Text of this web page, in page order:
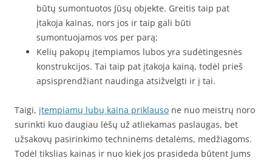
būtų sumontuotos Jūsų objekte. Greitis taip pat
įtakoja kainas, nors jos ir taip gali būti
sumontuojamos vos per parą;
Kelių pakopų įtempiamos lubos yra sudėtingesnės
konstrukcijos. Tai taip pat įtakoja kainą, todėl prieš
apsisprendžiant naudinga atsižvelgti ir į tai.
Taigi, įtempiamų lubų kaina priklauso ne nuo meistrų noro
surinkti kuo daugiau lėšų už atliekamas paslaugas, bet
užsakovų pasirinkimo techninėms detalėms, medžiagoms.
Todėl tikslias kainas ir nuo kiek jos prasideda būtent Jums